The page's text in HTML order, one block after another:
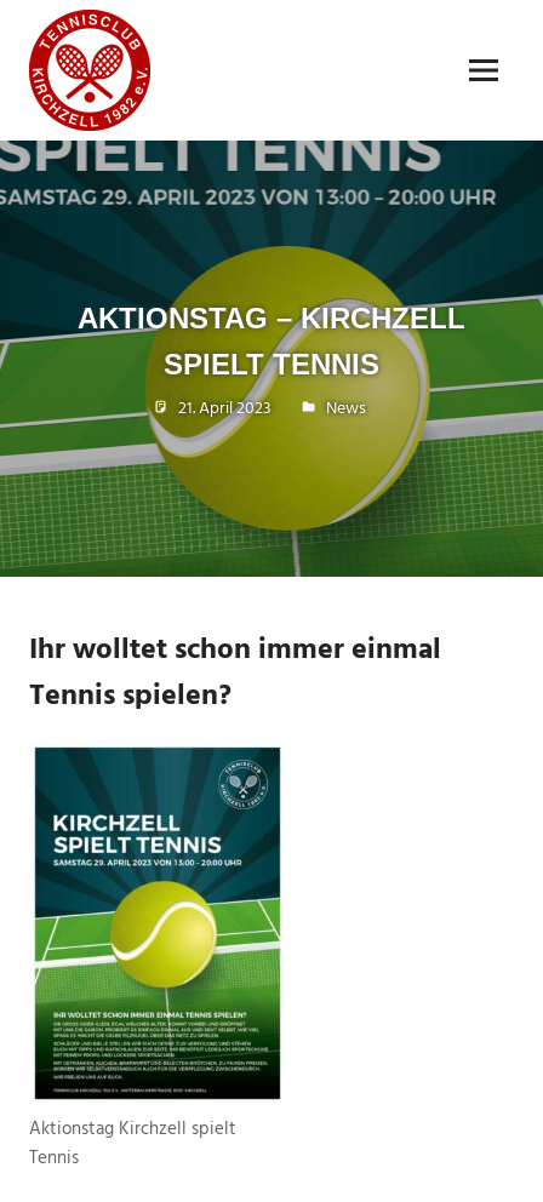
Inhalt
springen
E.V.
Alles
rund
um
MENÜ
AKTIONSTAG – KIRCHZELL
SPIELT TENNIS
21. April 2023 Dhuebner
News
Ihr wolltet schon immer einmal
Tennis spielen?
Aktionstag Kirchzell spielt
Tennis